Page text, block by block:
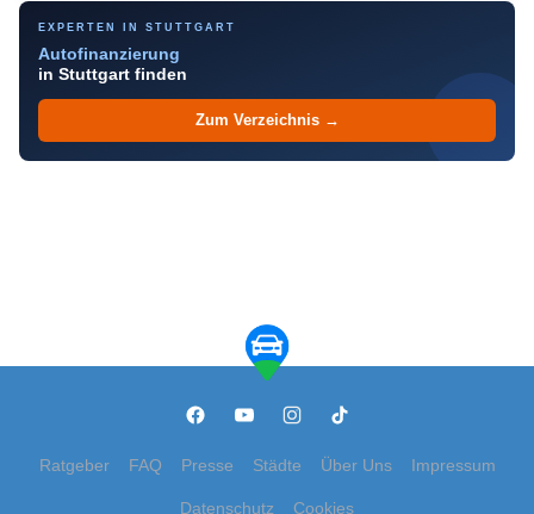
EXPERTEN IN STUTTGART
Autofinanzierung
in Stuttgart finden
Zum Verzeichnis →
Ratgeber FAQ Presse Städte Über Uns Impressum
Datenschutz Cookies